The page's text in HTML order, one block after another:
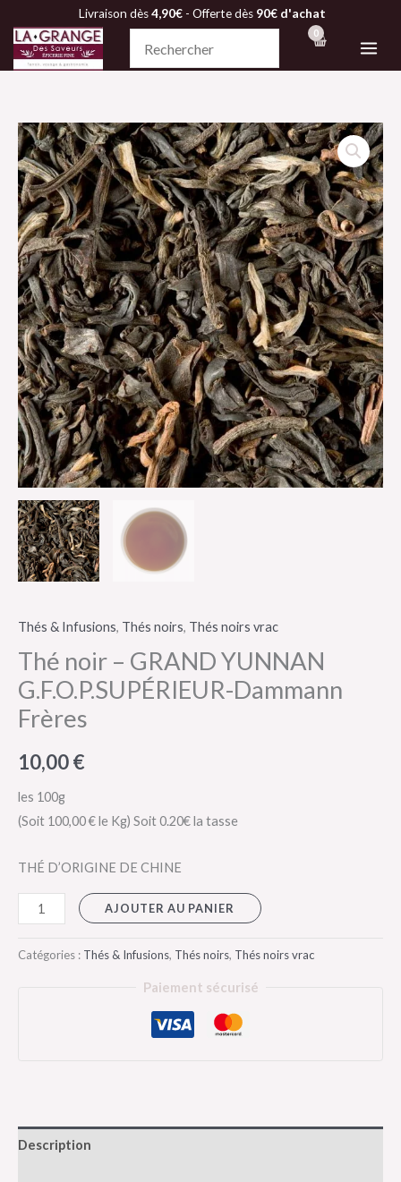
contenu
Livraison dès4,90€- Offerte dès 90€ d'achat
Thés & Infusions, Thés noirs, Thés noirs vrac
Thé noir – GRAND YUNNAN
G.F.O.P.SUPÉRIEUR-Dammann
Frères
10,00€
les 100g
(Soit 100,00 € le Kg) Soit 0.20€ la tasse
THÉ D’ORIGINE DE CHINE
quantité
de
Thé
noir
-
GRAND
YUNNAN
G.F.O.P.SUPÉRIEUR-
Dammann
Frères
AJOUTER AU PANIER
Catégories : Thés & Infusions, Thés noirs, Thés noirs vrac
Paiement sécurisé
Description